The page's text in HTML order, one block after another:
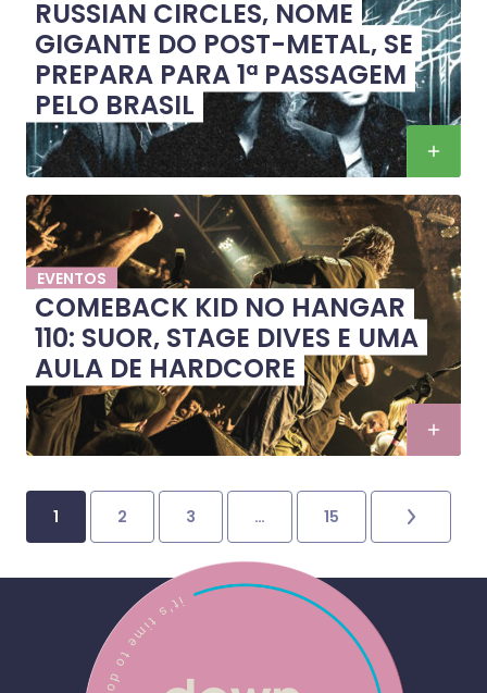
RUSSIAN CIRCLES, NOME
GIGANTE DO POST-METAL, SE
PREPARA PARA 1ª PASSAGEM
PELO BRASIL
EVENTOS
COMEBACK KID NO HANGAR
110: SUOR, STAGE DIVES E UMA
AULA DE HARDCORE
1 2 3 … 15